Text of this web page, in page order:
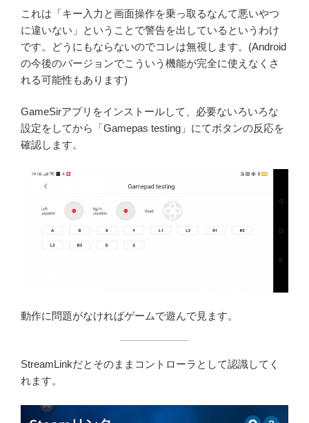
これは「キー入力と画面操作を乗っ取るなんて悪いやつ
に違いない」ということで警告を出しているというわけ
です。どうにもならないのでコレは無視します。(Android
の今後のバージョンでこういう機能が完全に使えなくさ
れる可能性もあります)
GameSirアプリをインストールして、必要ないろいろな
設定をしてから「Gamepas testing」にてボタンの反応を
確認します。
動作に問題がなければゲームで遊んで見ます。
StreamLinkだとそのままコントローラとして認識してく
れます。